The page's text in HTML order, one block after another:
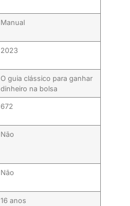
Manual
2023
O guia clássico para ganhar
dinheiro na bolsa
672
Não
Não
16 anos